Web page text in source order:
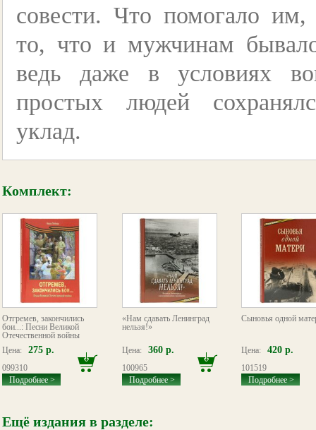
совести. Что помогало
то, что и мужчинам
ведь даже в условиях
простых людей
уклад.
Комплект:
Отгремев, закончились
бои...: Песни Великой
Отечественной войны
Цена:
275 р.
099310
Подробнее >
«Нам сдавать Ленинград
нельзя!»
Цена: 360 р.
100965
Подробнее >
Сыновья одной
Цена: 420 р.
101519
Подробнее >
Ещё издания в разделе: